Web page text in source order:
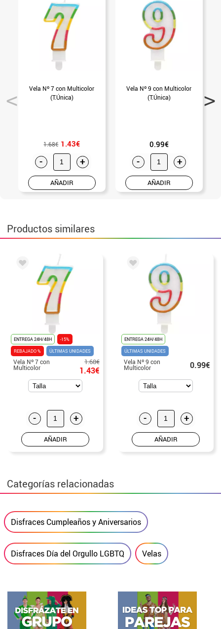
Vela Nº 7 con Multicolor
(T.Única)
1.68€ 1.43€
- +
AÑADIR
Vela Nº 9 con Multicolor
(T.Única)
0.99€
- +
AÑADIR
Productos similares
ENTREGA 24H/48H
-15%
REBAJADO %
ÚLTIMAS UNIDADES
Vela Nº 7 con
Multicolor
1.68€
1.43€
- +
AÑADIR
ENTREGA 24H/48H
ÚLTIMAS UNIDADES
Vela Nº 9 con
Multicolor 0.99€
- +
AÑADIR
Categorías relacionadas
Disfraces Cumpleaños y Aniversarios
Disfraces Día del Orgullo LGBTQ Velas